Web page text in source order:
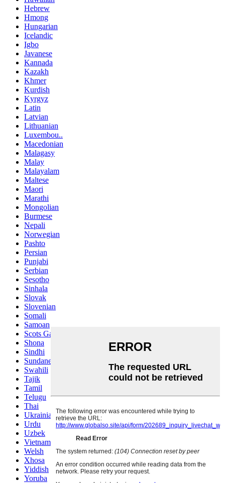
Hebrew
Hmong
Hungarian
Icelandic
Igbo
Javanese
Kannada
Kazakh
Khmer
Kurdish
Kyrgyz
Latin
Latvian
Lithuanian
Luxembou..
Macedonian
Malagasy
Malay
Malayalam
Maltese
Maori
Marathi
Mongolian
Burmese
Nepali
Norwegian
Pashto
Persian
Punjabi
Serbian
Sesotho
Sinhala
Slovak
Slovenian
Somali
Samoan
Scots Gaelic
Shona
Sindhi
Sundanese
Swahili
Tajik
Tamil
Telugu
Thai
Ukrainian
Urdu
Uzbek
Vietnamese
Welsh
Xhosa
Yiddish
Yoruba